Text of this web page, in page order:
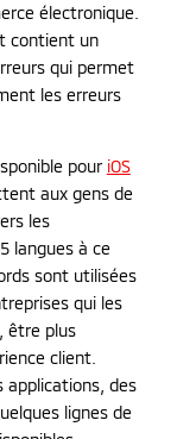
électronique.
contient un
qui permet
les erreurs
pour iOS
aux gens de
les
langues à ce
sont utilisées
qui les
être plus
client.
applications, des
lignes de